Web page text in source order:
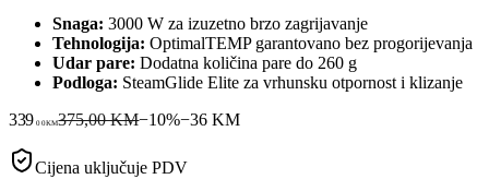
Snaga: 3000 W za izuzetno brzo zagrijavanje
Tehnologija: OptimalTEMP garantovano bez progorijevanja
Udar pare: Dodatna količina pare do 260 g
Podloga: SteamGlide Elite za vrhunsku otpornost i klizanje
339 00KM375,00 KM−10%−36 KM
Cijena uključuje PDV